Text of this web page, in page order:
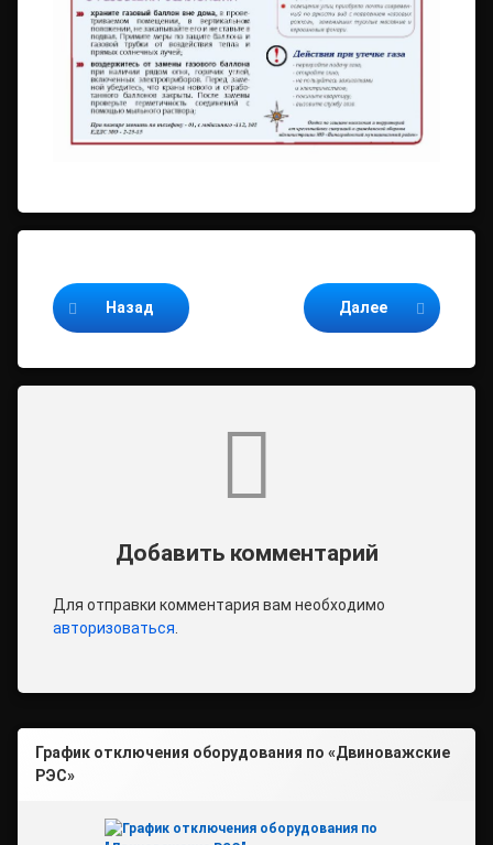
Назад Далее
Добавить комментарий
Для отправки комментария вам необходимо
авторизоваться.
График отключения оборудования по «Двиноважские
РЭС»